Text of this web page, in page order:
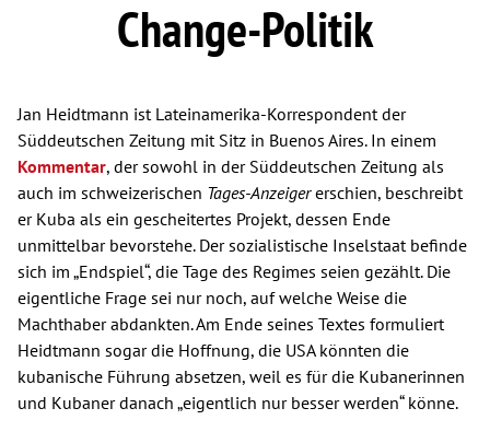
Change-Politik
Jan Heidtmann ist Lateinamerika-Korrespondent der
Süddeutschen Zeitung mit Sitz in Buenos Aires. In einem
Kommentar, der sowohl in der Süddeutschen Zeitung als
auch im schweizerischen Tages-Anzeigererschien, beschreibt
er Kuba als ein gescheitertes Projekt, dessen Ende
unmittelbar bevorstehe. Der sozialistische Inselstaat befinde
sich im „Endspiel“, die Tage des Regimes seien gezählt. Die
eigentliche Frage sei nur noch, auf welche Weise die
Machthaber abdankten. Am Ende seines Textes formuliert
Heidtmann sogar die Hoffnung, die USA könnten die
kubanische Führung absetzen, weil es für die Kubanerinnen
und Kubaner danach „eigentlich nur besser werden“ könne.